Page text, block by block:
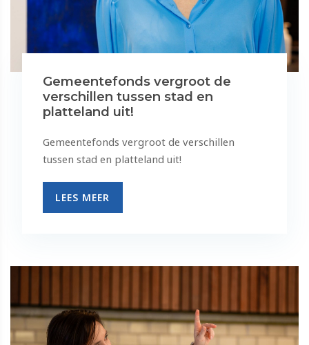
Gemeentefonds vergroot de
verschillen tussen stad en
platteland uit!
Gemeentefonds vergroot de verschillen
tussen stad en platteland uit!
LEES MEER